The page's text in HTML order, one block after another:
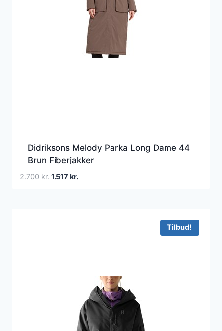
Didriksons Melody Parka Long Dame 44
Brun Fiberjakker
2.700kr. Den
1.517 kr.
Tilbud!